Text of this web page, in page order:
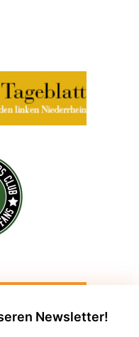
Newsletter!